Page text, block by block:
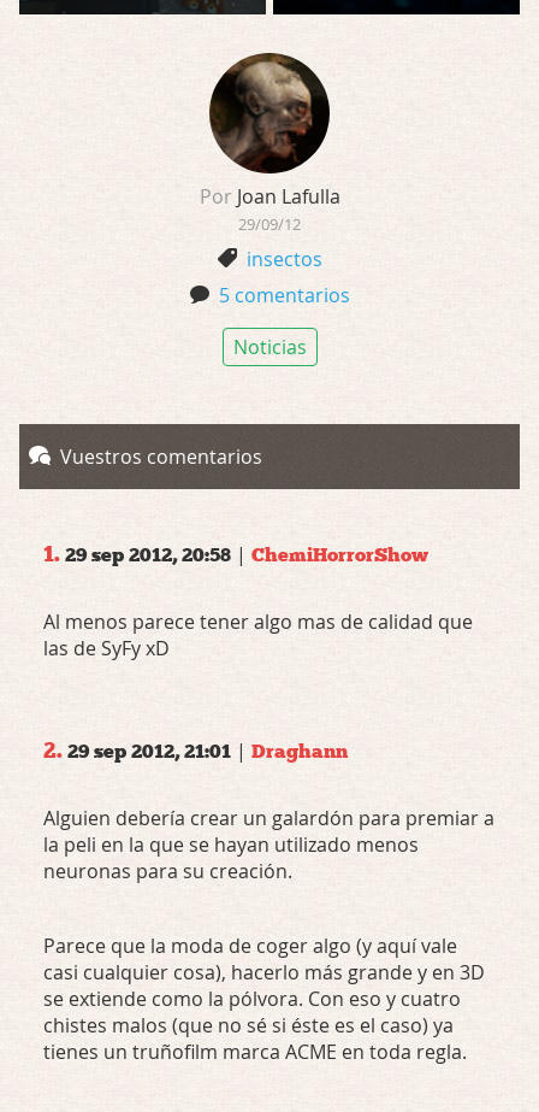
PorJoan Lafulla
29/09/12
insectos
5 comentarios
Noticias
Vuestros comentarios
1. 29 sep 2012, 20:58 | ChemiHorrorShow
Al menos parece tener algo mas de calidad que
las de SyFy xD
2. 29 sep 2012, 21:01 | Draghann
Alguien debería crear un galardón para premiar a
la peli en la que se hayan utilizado menos
neuronas para su creación.
Parece que la moda de coger algo (y aquí vale
casi cualquier cosa), hacerlo más grande y en 3D
se extiende como la pólvora. Con eso y cuatro
chistes malos (que no sé si éste es el caso) ya
tienes un truñofilm marca ACME en toda regla.